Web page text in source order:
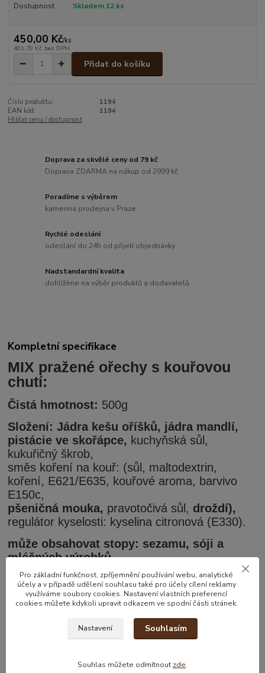
Dostupnost Skladem 12 ks
450,00 Kč/ks
401,79 Kč bez DPH
Přidat do košíku
Číslo produktu:
1194
EAN kód:
1194
Hlídat cenu / dostupnost
Doprava za skvělé ceny od 79 kč
Doprava ZDARMA na nákup od 2999 kč
Poradíme s výběrem
kamenná prodejna v Praze
Rychlé odeslání
odeslání do 24h od přijetí objednávky
Nadstandardní kvalita
dohlížíme na výběr produktů a dodavatelů
Kompletní specifikace
MIX pražené ořechy s kouřovou
chutí:
Čistá hmotnost: 500g
Složení: Jádra kešu oříšků, jádra mandlí,
pistácie ve skořápce, kuchyňská sůl,
kukuřičný škrob,
směs koření na kouř: (sůl, maltodextrin,
koření, E621/E635, kouřové aroma, barvivo
E150c,
pšeničná mouka, pravotočivá sůl, droždí),
regulátor kyselosti: kyselina citronová (E330).
může obsahovat stopy: sezamu, sóji a
mléčných výrobků.
Zboží zařazeno v kategoriích
Pro základní funkčnost, zpříjemnění používání webu, analytické
účely a v případě udělení souhlasu také pro účely cílení reklamy
využíváme soubory cookies. Nastavení vlastních preferencí
cookies můžete kdykoli upravit odkazem ve spodní části stránek.
Nastavení Souhlasím
Souhlas můžete odmítnout zde.